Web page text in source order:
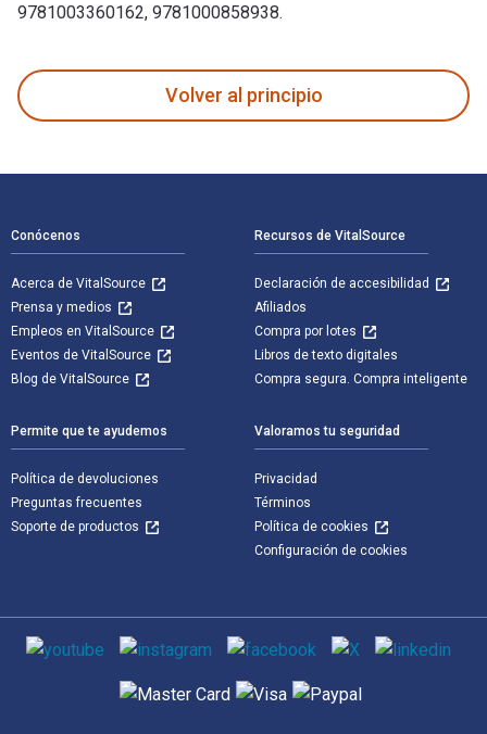
9781003360162, 9781000858938.
Volver al principio
Conócenos
Acerca de VitalSource
Prensa y medios
Empleos en VitalSource
Eventos de VitalSource
Blog de VitalSource
Recursos de VitalSource
Declaración de accesibilidad
Afiliados
Compra por lotes
Libros de texto digitales
Compra segura. Compra inteligente
Permite que te ayudemos
Política de devoluciones
Preguntas frecuentes
Soporte de productos
Valoramos tu seguridad
Privacidad
Términos
Política de cookies
Configuración de cookies
Medios de comunicación social
Métodos de pago admitidos